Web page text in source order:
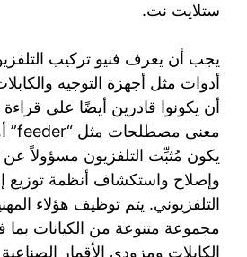
ستلايت نت.
يجب أن يعرف فنيو تركيب
أدوات مثل أجهزة التوجيه
أن يكونوا قادرين أيضًا على
يكون مُثبِّت التلفزيون مسؤولاً
وإصلاح واستكشاف أنظمة توزيع
التلفزيوني. يتم توظيف هؤلاء
مجموعة متنوعة من الكيانات
الكابلات ومزودي الأقمار